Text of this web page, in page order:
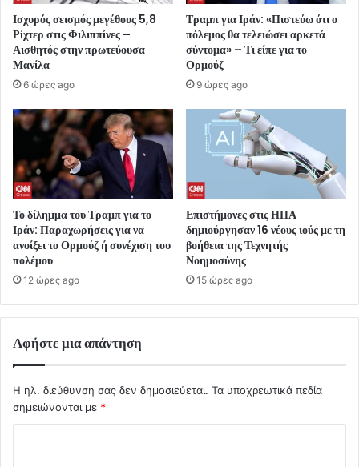
Ισχυρός σεισμός μεγέθους 5,8
Ρίχτερ στις Φιλιππίνες –
Αισθητός στην πρωτεύουσα
Μανίλα
6 ώρες ago
Τραμπ για Ιράν: «Πιστεύω ότι ο
πόλεμος θα τελειώσει αρκετά
σύντομα» – Τι είπε για το
Ορμούζ
9 ώρες ago
Το δίλημμα του Τραμπ για το
Ιράν: Παραχωρήσεις για να
ανοίξει το Ορμούζ ή συνέχιση του
πολέμου
12 ώρες ago
Επιστήμονες στις ΗΠΑ
δημιούργησαν 16 νέους ιούς με τη
βοήθεια της Τεχνητής
Νοημοσύνης
15 ώρες ago
Αφήστε μια απάντηση
Η ηλ. διεύθυνση σας δεν δημοσιεύεται. Τα υποχρεωτικά πεδία
σημειώνονται με *